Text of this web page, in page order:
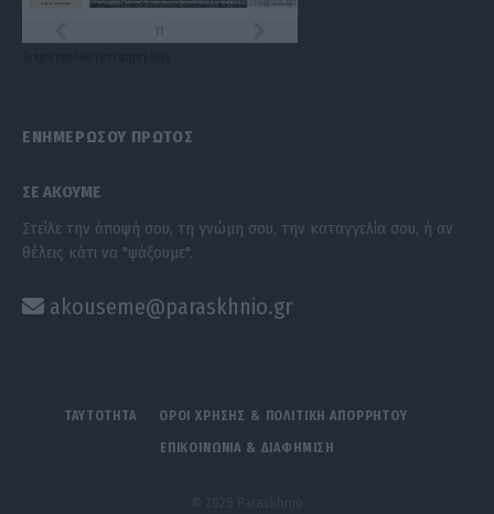
ΕΝΗΜΕΡΩΣΟΥ ΠΡΩΤΟΣ
ΣΕ ΑΚΟΥΜΕ
Στείλε την άποψή σου, τη γνώμη σου, την καταγγελία σου, ή αν
θέλεις κάτι να "ψάξουμε".
akouseme@paraskhnio.gr
ΤΑΥΤΟΤΗΤΑ ΟΡΟΙ ΧΡΗΣΗΣ & ΠΟΛΙΤΙΚΗ ΑΠΟΡΡΗΤΟΥ
ΕΠΙΚΟΙΝΩΝΙΑ & ΔΙΑΦΗΜΙΣΗ